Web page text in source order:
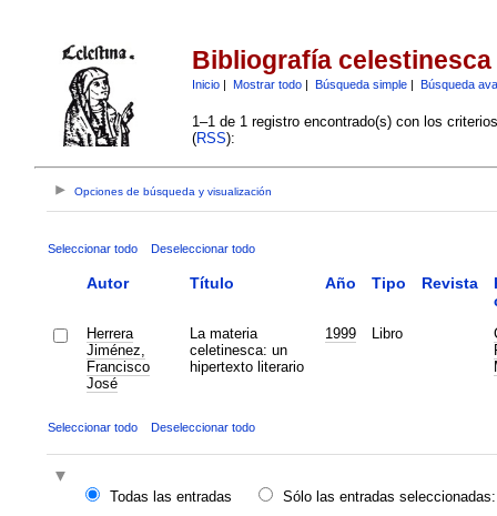
Bibliografía celestinesca
Inicio| Mostrar todo| Búsqueda simple| Búsqueda
1–1 de 1 registro encontrado(s) con los
(RSS):
Opciones de búsqueda y visualización
Seleccionar todo Deseleccionar todo
Autor Título Año Tipo Revista
Herrera
Jiménez,
Francisco
José
La materia
celetinesca: un
hipertexto literario
1999 Libro
Seleccionar todo Deseleccionar todo
Todas las entradas
Sólo las entradas seleccionadas: